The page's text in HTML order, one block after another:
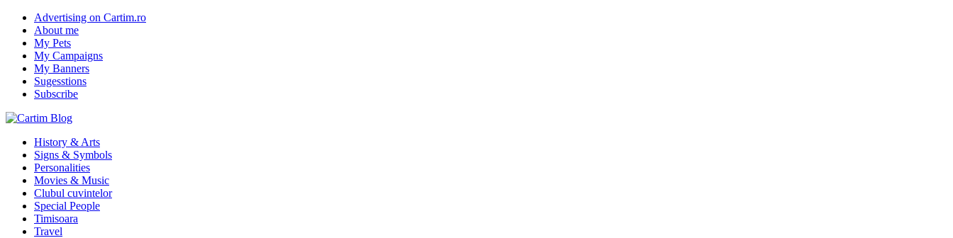
Advertising on Cartim.ro
About me
My Pets
My Campaigns
My Banners
Sugesstions
Subscribe
History & Arts
Signs & Symbols
Personalities
Movies & Music
Clubul cuvintelor
Special People
Timisoara
Travel